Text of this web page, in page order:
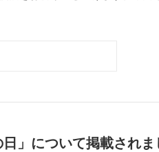
」について掲載されま